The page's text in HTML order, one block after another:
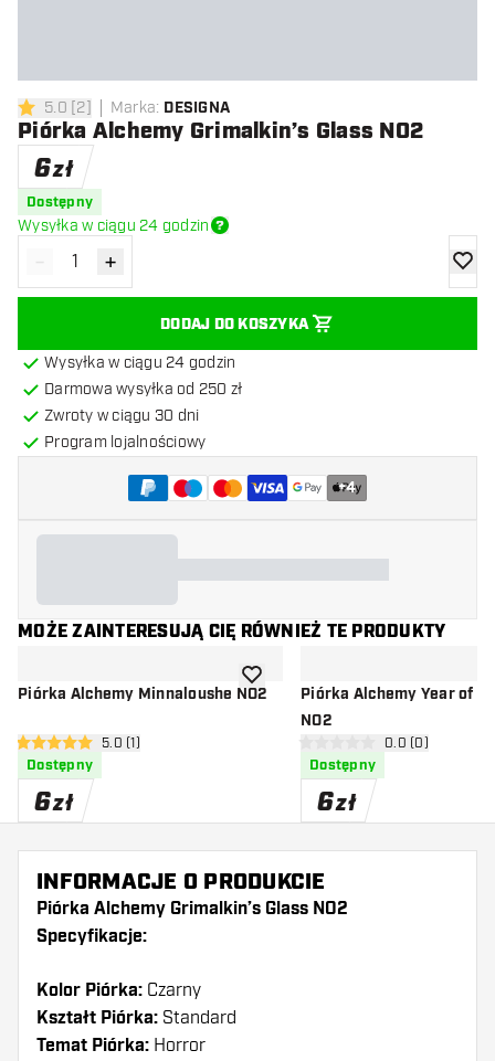
5 gwiazdki oceny
5.0 [2] Marka: DESIGNA
Piórka Alchemy Grimalkin’s Glass NO2
6zł
Dostępny
Wysyłka w ciągu 24 godzin
Zmniejsz ilość
- Zwiększ ilość
+
DODAJ DO KOSZYKA
Wysyłka w ciągu 24 godzin
Darmowa wysyłka od 250 zł
Zwroty w ciągu 30 dni
Program lojalnościowy
+4
MOŻE ZAINTERESUJĄ CIĘ RÓWNIEŻ TE PRODUKTY
Piórka Alchemy Minnaloushe NO2
otwórz panel recenzji
5 gwiazdki oceny
5.0 (1)
Dostępny
6zł
dodaj do listy życzeń
Piórka Alchemy Year of
NO2
otwórz panel
0 gwiazdki oceny0.0 (0)
Dostępny
6zł
INFORMACJE O PRODUKCIE
Piórka Alchemy Grimalkin’s Glass NO2
Specyfikacje:
Kolor Piórka: Czarny
Kształt Piórka: Standard
Temat Piórka: Horror